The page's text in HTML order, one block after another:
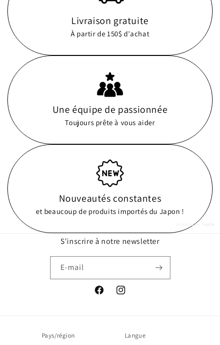
Livraison gratuite
À partir de 150$ d'achat
Une équipe de passionnée
Toujours prête à vous aider
Nouveautés constantes
et beaucoup de produits importés du Japon !
powered by
S'inscrire à notre newsletter
E-mail
FacebookInstagram
Pays/région Langue